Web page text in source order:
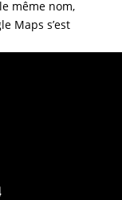
même nom,
Maps s’est